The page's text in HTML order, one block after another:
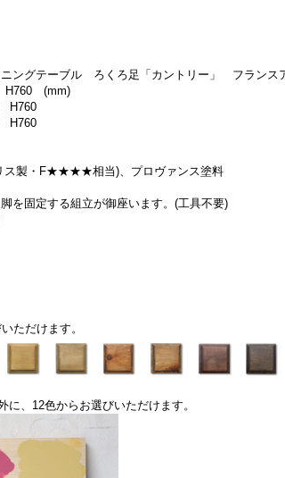
ングテーブル ろくろ足「カントリー」 フランス
H760 (mm)
製・F★★★★相当)、プロヴァンス塗料
を固定する組立が御座います。(工具不要)
ただけます。
、12色からお選びいただけます。